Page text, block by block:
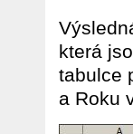
která
tabulce
a Roku